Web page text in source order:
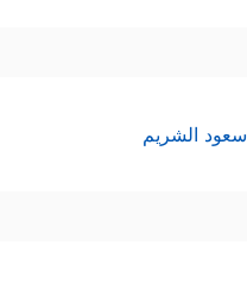
سعود الشريم